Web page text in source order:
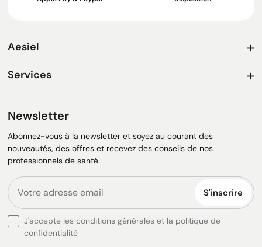
Aesiel
Services
Newsletter
Abonnez-vous à la newsletter et soyez au courant des
nouveautés, des offres et recevez des conseils de nos
professionnels de santé.
S'inscrire
J'accepte les conditions générales et la politique de
confidentialité